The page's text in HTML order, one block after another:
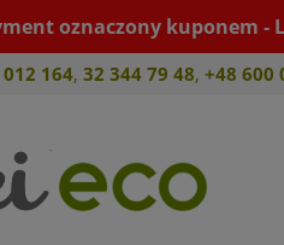
oznaczony kuponem -
164, 32 344 79 48, +48 600